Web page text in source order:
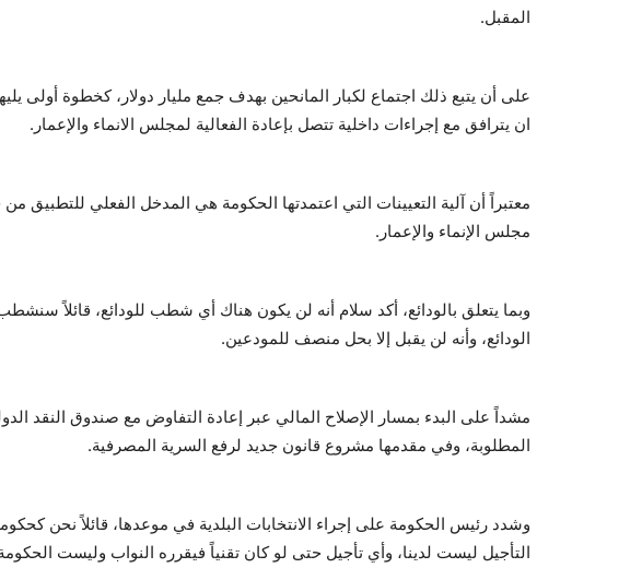
المقبل.
على أن يتبع ذلك اجتماع لكبار المانحين بهدف جمع مليار دولار، كخطوة أولى
ان يترافق مع إجراءات داخلية تتصل بإعادة الفعالية لمجلس الانماء والإعمار.
معتبراً أن آلية التعيينات التي اعتمدتها الحكومة هي المدخل الفعلي
مجلس الإنماء والإعمار.
وبما يتعلق بالودائع، أكد سلام أنه لن يكون هناك أي شطب للودائع، قائلاً
الودائع، وأنه لن يقبل إلا بحل منصف للمودعين.
مشداً على البدء بمسار الإصلاح المالي عبر إعادة التفاوض مع صندوق النقد
المطلوبة، وفي مقدمها مشروع قانون جديد لرفع السرية المصرفية.
وشدد رئيس الحكومة على إجراء الانتخابات البلدية في موعدها، قائلاً نحن
التأجيل ليست لدينا، وأي تأجيل حتى لو كان تقنياً فيقرره النواب وليست